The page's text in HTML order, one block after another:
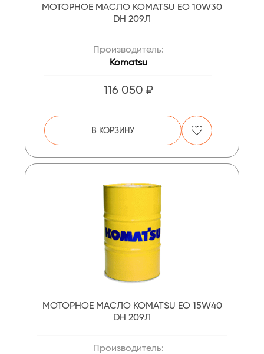
МОТОРНОЕ МАСЛО KOMATSU EO 10W30
DH 209Л
Производитель:
Komatsu
116 050 ₽
В КОРЗИНУ
МОТОРНОЕ МАСЛО KOMATSU EO 15W40
DH 209Л
Производитель: